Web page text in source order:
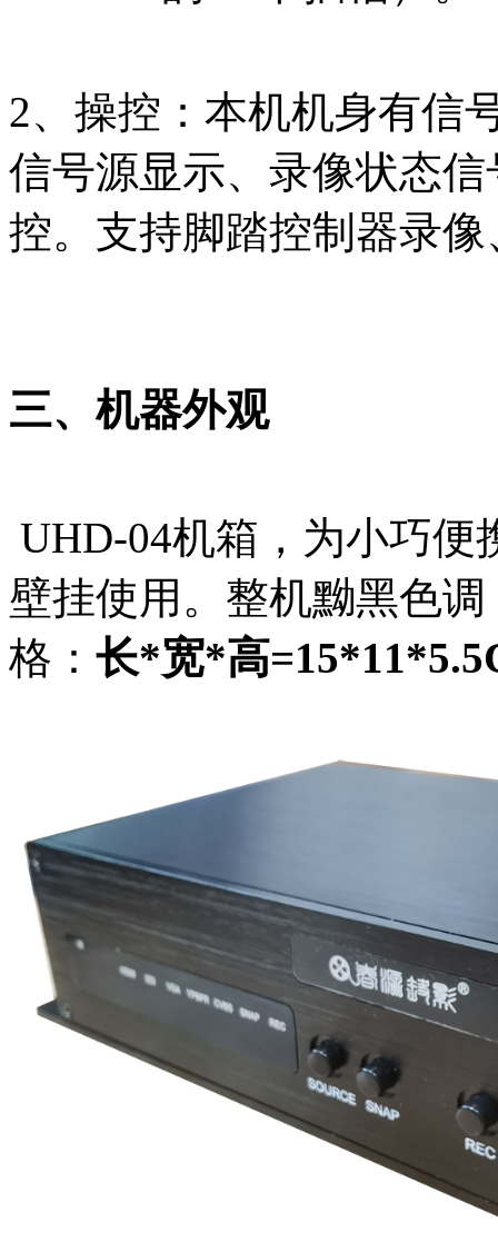
2、操控：本机机身有信
信号源显示、录像状态
控。支持脚踏控制器录
三、机器外观
UHD-04机箱，为小巧
壁挂使用。整机黝黑色
格： 长*宽*高